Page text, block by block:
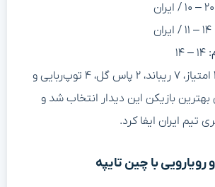
رکسانا برهمن با ۲۰ امتیاز، ۷ ریباند، ۲ پاس گل، ۴ توپ‌ربایی و
عنوان بهترین بازیکن این دیدار انتخاب شد و
تیم ایران ایفا کرد.
با چین تایپه